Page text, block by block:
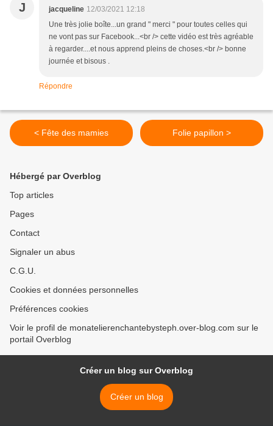
J jacqueline 12/03/2021 12:18
Une très jolie boîte...un grand " merci " pour toutes celles qui
ne vont pas sur Facebook...<br /> cette vidéo est très agréable
à regarder....et nous apprend pleins de choses.<br /> bonne
journée et bisous .
Répondre
< Fête des mamies Folie papillon >
Hébergé par Overblog
Top articles
Pages
Contact
Signaler un abus
C.G.U.
Cookies et données personnelles
Préférences cookies
Voir le profil de monatelierenchantebysteph.over-blog.com sur le
portail Overblog
Créer un blog sur Overblog
Créer un blog